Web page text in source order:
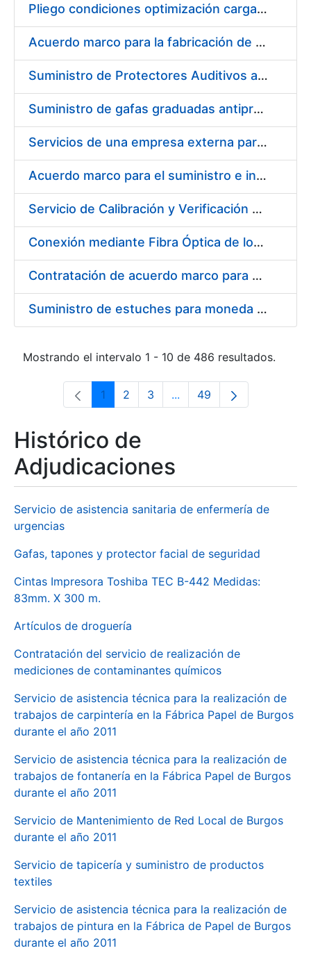
Pliego condiciones optimización cargas compras firmado
Acuerdo marco para la fabricación de piezas
Suministro de Protectores Auditivos a medida para las personas trabajadoras de los Centros de Trabajo de Madrid y Burgos
Suministro de gafas graduadas antiproyecciones para los trabajadores de la FNMT-RCM en los centros de trabajo de Madrid y Burgos
Servicios de una empresa externa para el asesoramiento y resolución de los recursos de alzada que se presentan relacionados con procesos de selección para la FNMT-RCM
Acuerdo marco para el suministro e instalación de persianas, estores y otros complementos
Servicio de Calibración y Verificación Externa de los Equipos de Medición del Servicio de Prevención de la FNMT-RCM
Conexión mediante Fibra Óptica de los Centros de Proceso de Datos (CPDs) de las sedes de la FNMT-RCM de Burgos y Madrid
Contratación de acuerdo marco para el Suministro de Material de Electricidad para la Fábrica Nacional de Moneda y Timbre-Real Casa de la Moneda en su centro de trabajo de Burgos
Suministro de estuches para moneda de 30 €
Mostrando el intervalo 1 - 10 de 486 resultados.
Página
1 Página
2 Página
3 ...Páginas intermedias Use
Página
49
Histórico de
Adjudicaciones
Servicio de asistencia sanitaria de enfermería de
urgencias
Gafas, tapones y protector facial de seguridad
Cintas Impresora Toshiba TEC B-442 Medidas:
83mm. X 300 m.
Artículos de droguería
Contratación del servicio de realización de
mediciones de contaminantes químicos
Servicio de asistencia técnica para la realización de
trabajos de carpintería en la Fábrica Papel de Burgos
durante el año 2011
Servicio de asistencia técnica para la realización de
trabajos de fontanería en la Fábrica Papel de Burgos
durante el año 2011
Servicio de Mantenimiento de Red Local de Burgos
durante el año 2011
Servicio de tapicería y suministro de productos
textiles
Servicio de asistencia técnica para la realización de
trabajos de pintura en la Fábrica de Papel de Burgos
durante el año 2011